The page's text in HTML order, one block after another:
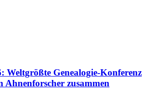
Weltgrößte Genealogie-Konferenz
zusammen